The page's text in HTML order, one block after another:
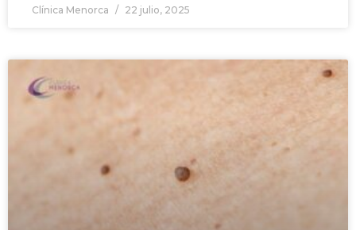
Clínica Menorca 22 julio, 2025